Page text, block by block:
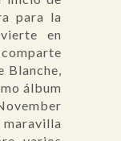
para la
en
Blanche,
álbum